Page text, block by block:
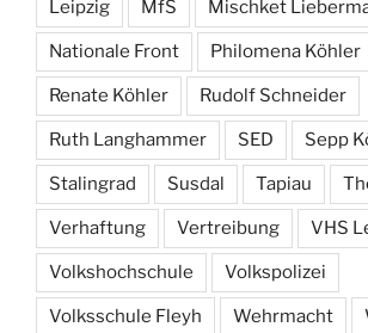
Leipzig MfS Mischket
Nationale Front Philomena Köhler
Renate Köhler Rudolf Schneider
Ruth Langhammer SED Sepp
Stalingrad Susdal Tapiau
Verhaftung Vertreibung VHS
Volkshochschule Volkspolizei
Volksschule Fleyh Wehrmacht